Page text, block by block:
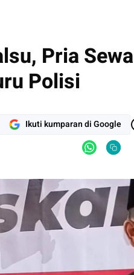
Pria Sewa
Polisi
Ikuti kumparan di Google